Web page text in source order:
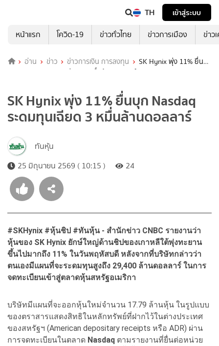
TH
เข้าสู่ระบบ
หน้าแรก
โควิด-19 ข่าวทั่วไทย ข่าวการเมือง ข่าว
อ่าน ข่าว ข่าวการเงิน การลงทุน
SK Hynix พุ่ง 11% ยื่น
บุก Nasdaq ระดมทุนเฉียด 3 หมื่นล้านดอลลาร์
SK Hynix พุ่ง 11% ยื่นบุก Nasdaq
ระดมทุนเฉียด 3 หมื่นล้านดอลลาร์
ทันหุ้น
25 มิถุนายน 2569 ( 10:15 )
24
#SKHynix #หุ้นชิป #ทันหุ้น - สำนักข่าว CNBC รายงานว่า
หุ้นของ SK Hynix ยักษ์ใหญ่ด้านชิปของเกาหลีใต้พุ่งทะยาน
ขึ้นไปมากถึง 11% ในวันพฤหัสบดี หลังจากที่บริษัทกล่าวว่า
ตนเองมีแผนที่จะระดมทุนสูงถึง 29,400 ล้านดอลลาร์ ในการ
จดทะเบียนเข้าสู่ตลาดหุ้นสหรัฐอเมริกา
บริษัทมีแผนที่จะออกหุ้นใหม่จำนวน 17.79 ล้านหุ้น ในรูปแบบ
ของตราสารแสดงสิทธิในหลักทรัพย์ที่ฝากไว้ในต่างประเทศ
ของสหรัฐฯ (American depositary receipts หรือ ADR) ผ่าน
การจดทะเบียนในตลาด Nasdaq ตามรายงานที่ยื่นต่อหน่วย